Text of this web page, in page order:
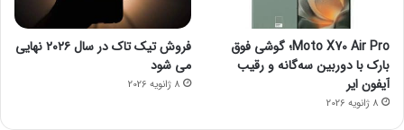
Moto X70 Air Pro؛ گوشی فوق
بارک با دوربین سه‌گانه و رقیب
آیفون ایر
8 ژانویه 2026
فروش تیک تاک در سال ۲۰۲۶ نهایی
می شود
8 ژانویه 2026